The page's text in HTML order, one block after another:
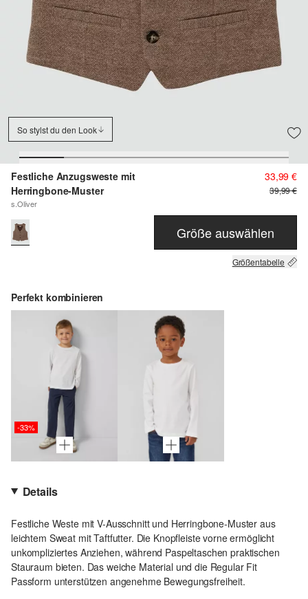
So stylst du den Look
Festliche Anzugsweste mit
Herringbone-Muster
s.Oliver
33,99 €
39,99 €
Größe auswählen
Größentabelle
Perfekt kombinieren
-33%
Details
Festliche Weste mit V-Ausschnitt und Herringbone-Muster aus
leichtem Sweat mit Taftfutter. Die Knopfleiste vorne ermöglicht
unkompliziertes Anziehen, während Paspeltaschen praktischen
Stauraum bieten. Das weiche Material und die Regular Fit
Passform unterstützen angenehme Bewegungsfreiheit.